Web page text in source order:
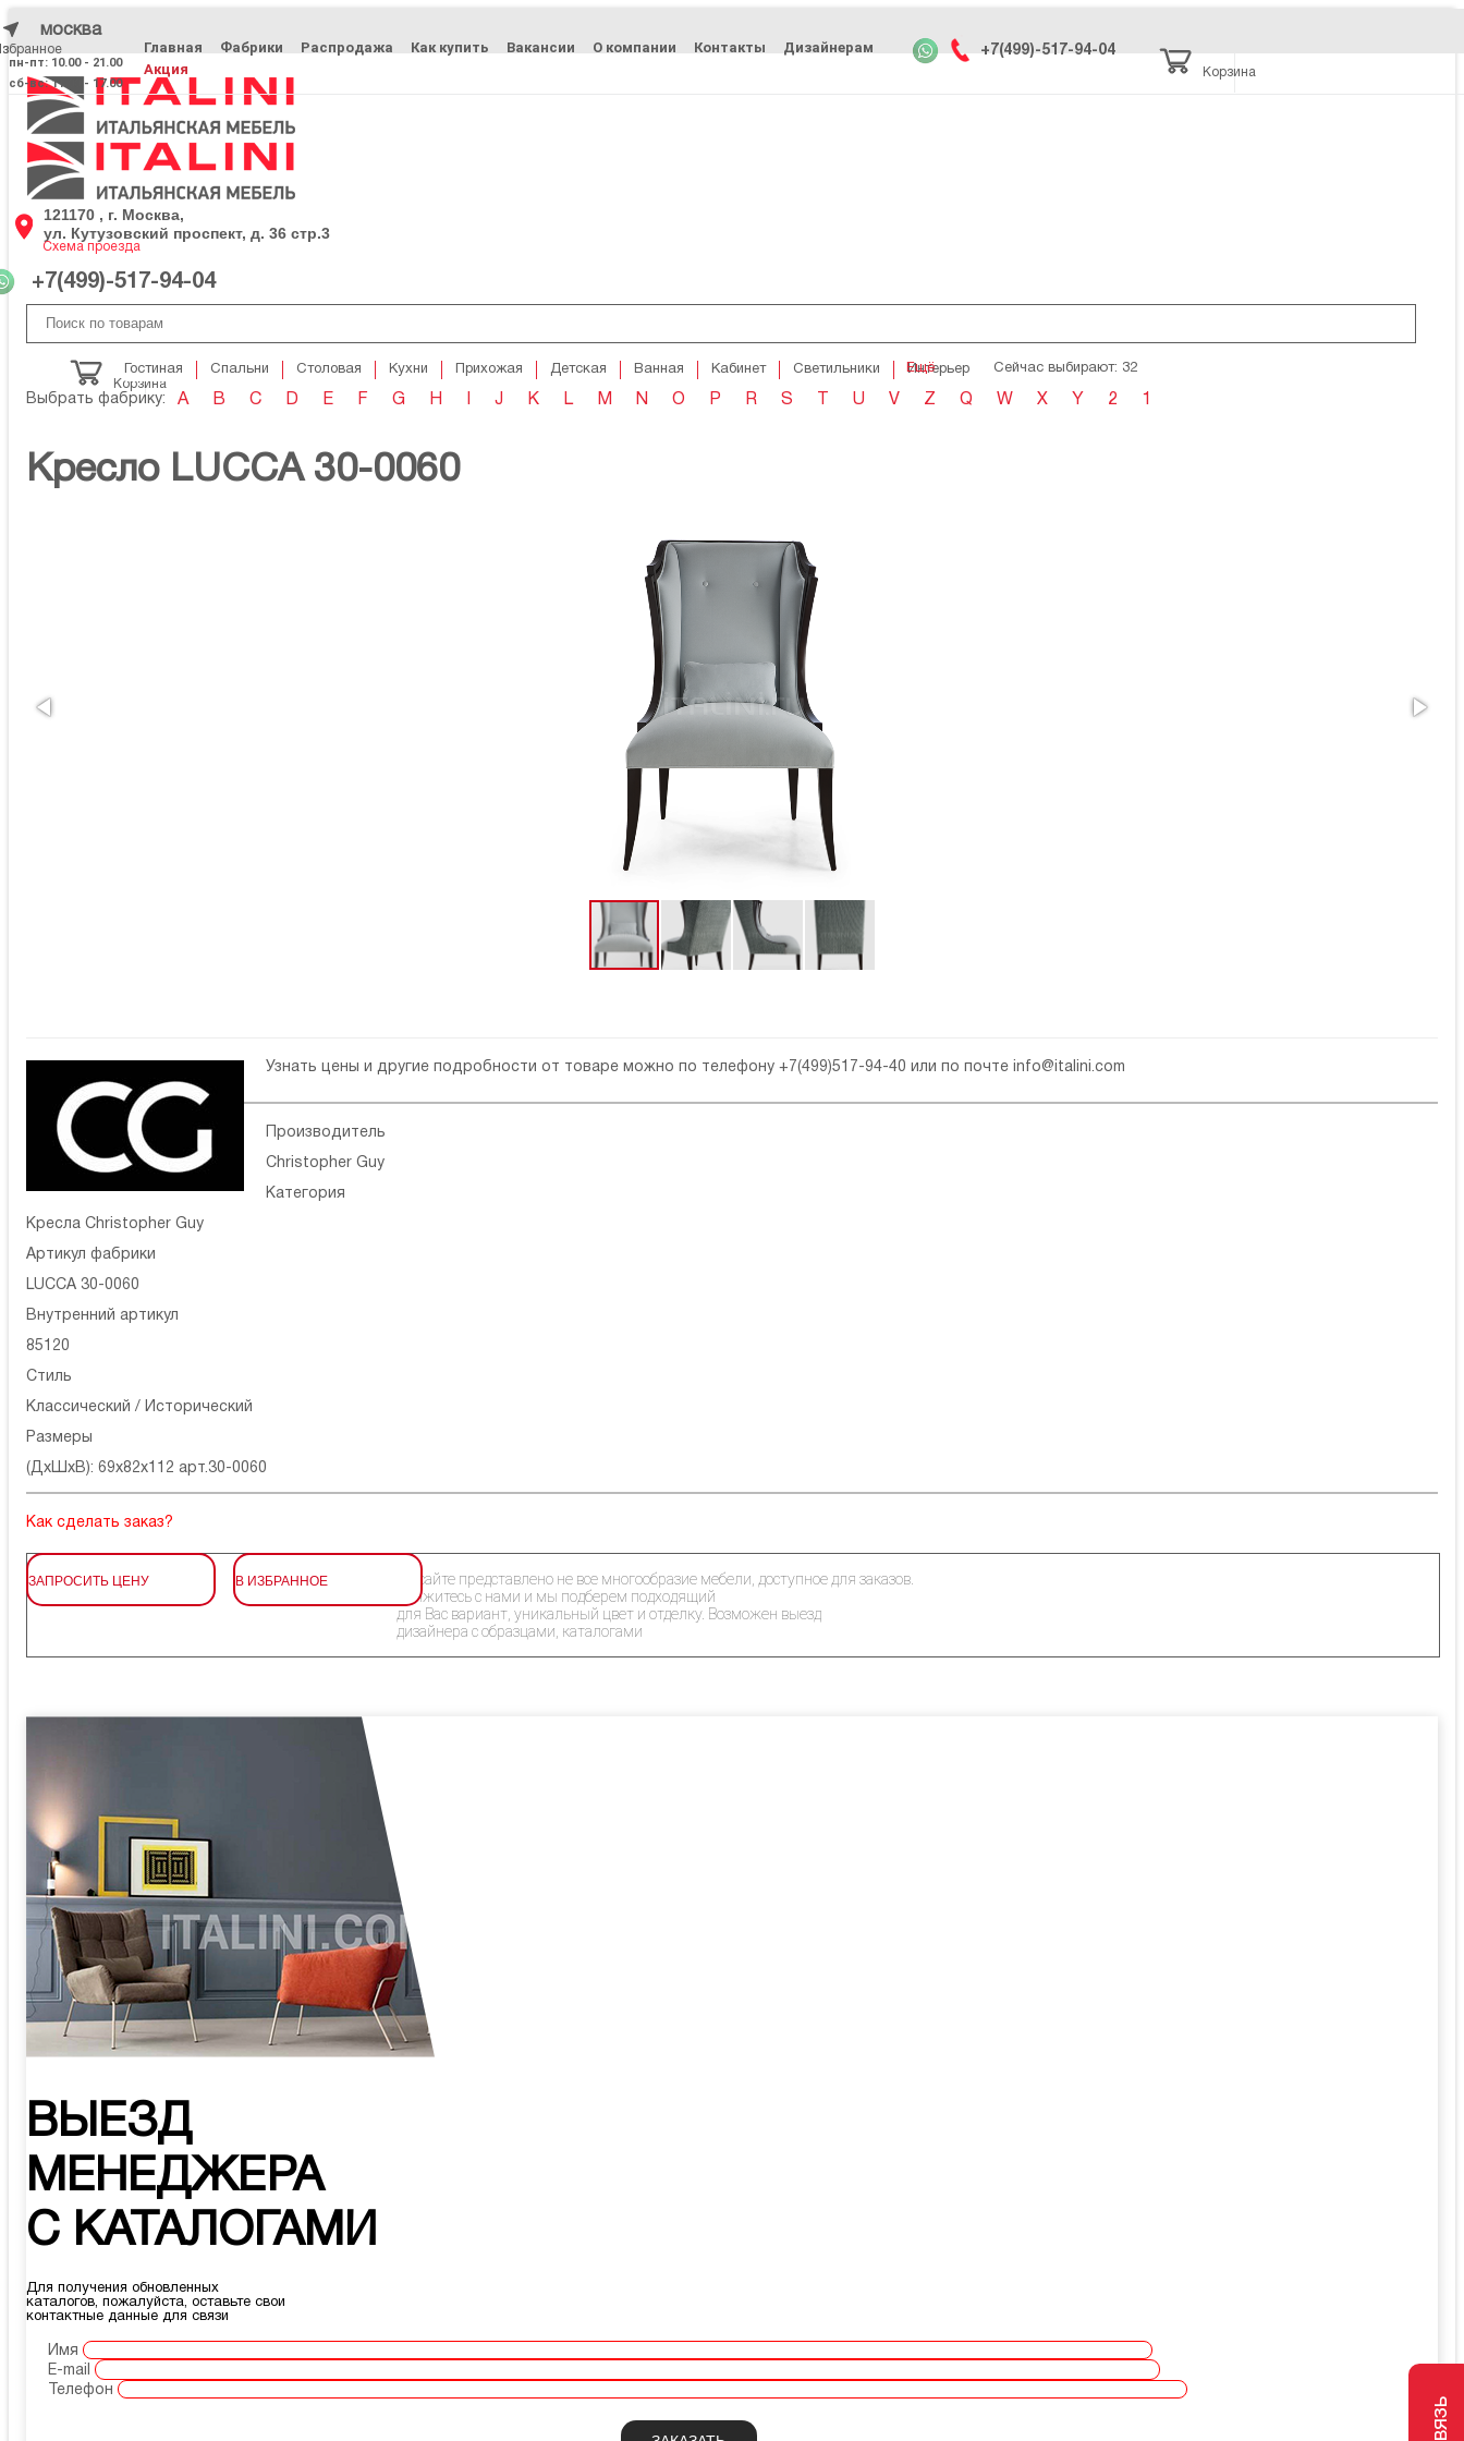
москва
пн-пт: 10.00 - 21.00
сб-вс: 11.00 - 17.00
Главная Фабрики Распродажа Как купить Вакансии О компании Контакты
Дизайнерам
Акция
+7(499)-517-94-04
Корзина
121170 , г. Москва,
ул. Кутузовский проспект, д. 36 стр.3
Схема проезда
+7(499)-517-94-04
Корзина
Ещё
Гостиная Спальни Столовая Кухни Прихожая Детская Ванная Кабинет Светильники Интерьер Сейчас выбирают: 32
Выбрать фабрику: A B C D E F G H J K L M N O P R S U V Z Q W X Y 2 1
Кресло LUCCA 30-0060
Узнать цены и другие подробности от товаре можно по телефону +7(499)517-94-40 или по почте info@italini.com
Производитель
Christopher Guy
Категория
Кресла Christopher Guy
Артикул фабрики
LUCCA 30-0060
Внутренний артикул
85120
Стиль
Классический / Исторический
Размеры
(ДхШхВ): 69x82x112 арт.30-0060
Как сделать заказ?
ЗАПРОСИТЬ ЦЕНУ В ИЗБРАННОЕ
На сайте представлено не все многообразие мебели, доступное для заказов.
Свяжитесь с нами и мы подберем подходящий
для Вас вариант, уникальный цвет и отделку. Возможен выезд
дизайнера с образцами, каталогами
ВЫЕЗД
МЕНЕДЖЕРА
С КАТАЛОГАМИ
Для получения обновленных
каталогов, пожалуйста, оставьте свои
контактные данные для связи
Имя
E-mail
Телефон